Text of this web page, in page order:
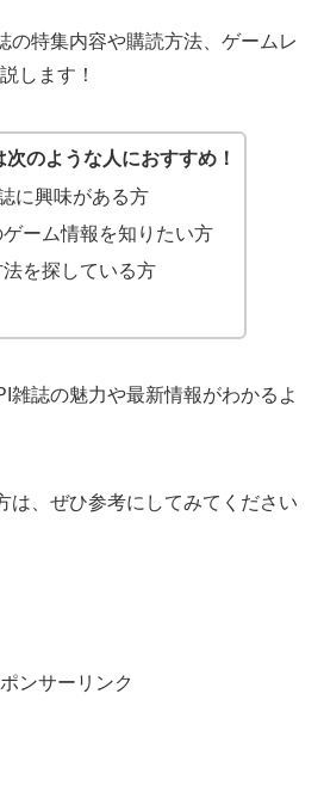
の特集内容や購読方法、ゲームレ
します！
次のような人におすすめ！
に興味がある方
ーム情報を知りたい方
法を探している方
雑誌の魅力や最新情報がわかるよ
は、ぜひ参考にしてみてください
ンサーリンク